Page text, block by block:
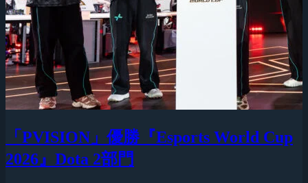
「PVISION」優勝『Esports World Cup
2026』Dota 2部門